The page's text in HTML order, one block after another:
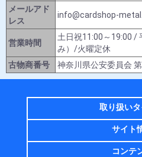
メールアド
レス
info@cardshop-
営業時間
土日祝11:00～19:00 /
み）/火曜定休
古物商番号
神奈川県公安委員会
取り扱い
サイト
コンテ